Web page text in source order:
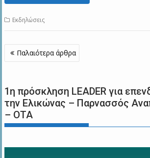
Εκδηλώσεις
Πλοήγηση
άρθρων
Παλαιότερα άρθρα
1η πρόσκληση LEADER για
την Ελικώνας – Παρνασσός
– ΟΤΑ